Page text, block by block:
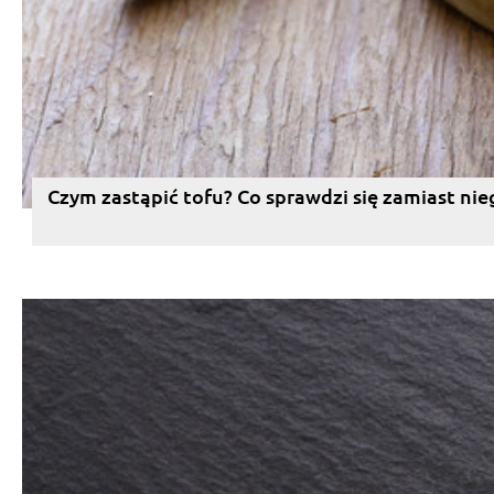
Czym zastąpić tofu? Co sprawdzi się zamiast